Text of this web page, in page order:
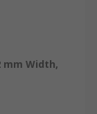
ญ
ลักของ
ไร" ใน
mm Width,